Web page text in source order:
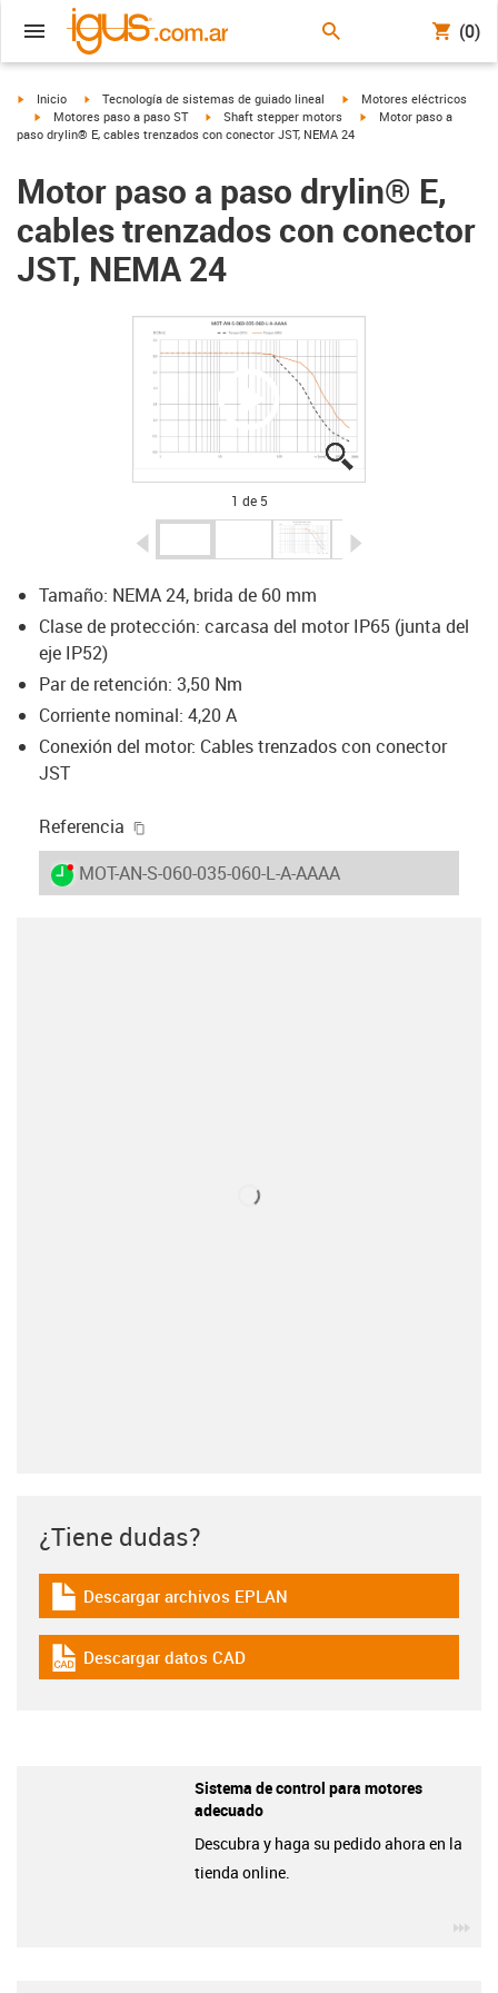
(0)
igus-icon-arrow-right
Inicio igus-icon-arrow-right
Tecnología de sistemas de guiado lineal igus-icon-arrow-right
Motores eléctricos
igus-icon-arrow-right
Motores paso a paso ST igus-icon-arrow-right
Shaft stepper motors igus-icon-arrow-right
Motor paso a
paso drylin® E, cables trenzados con conector JST, NEMA 24
Motor paso a paso drylin® E,
cables trenzados con conector
JST, NEMA 24
igus-icon-lupe
igus-icon-lupe
igus-icon-lupe
igus-icon-lupe
igus-icon-lupe
1 de 5
Tamaño: NEMA 24, brida de 60 mm
Clase de protección: carcasa del motor IP65 (junta del
eje IP52)
Par de retención: 3,50 Nm
Corriente nominal: 4,20 A
Conexión del motor: Cables trenzados con conector
JST
Referencia
igus-icon-lieferzeit-dot
MOT-AN-S-060-035-060-L-A-AAAA
¿Tiene dudas?
igus-icon-download-plan
Descargar archivos EPLAN
igus-icon-cad-dateien
Descargar datos CAD
Sistema de control para motores
adecuado
Descubra y haga su pedido ahora en la
tienda online.